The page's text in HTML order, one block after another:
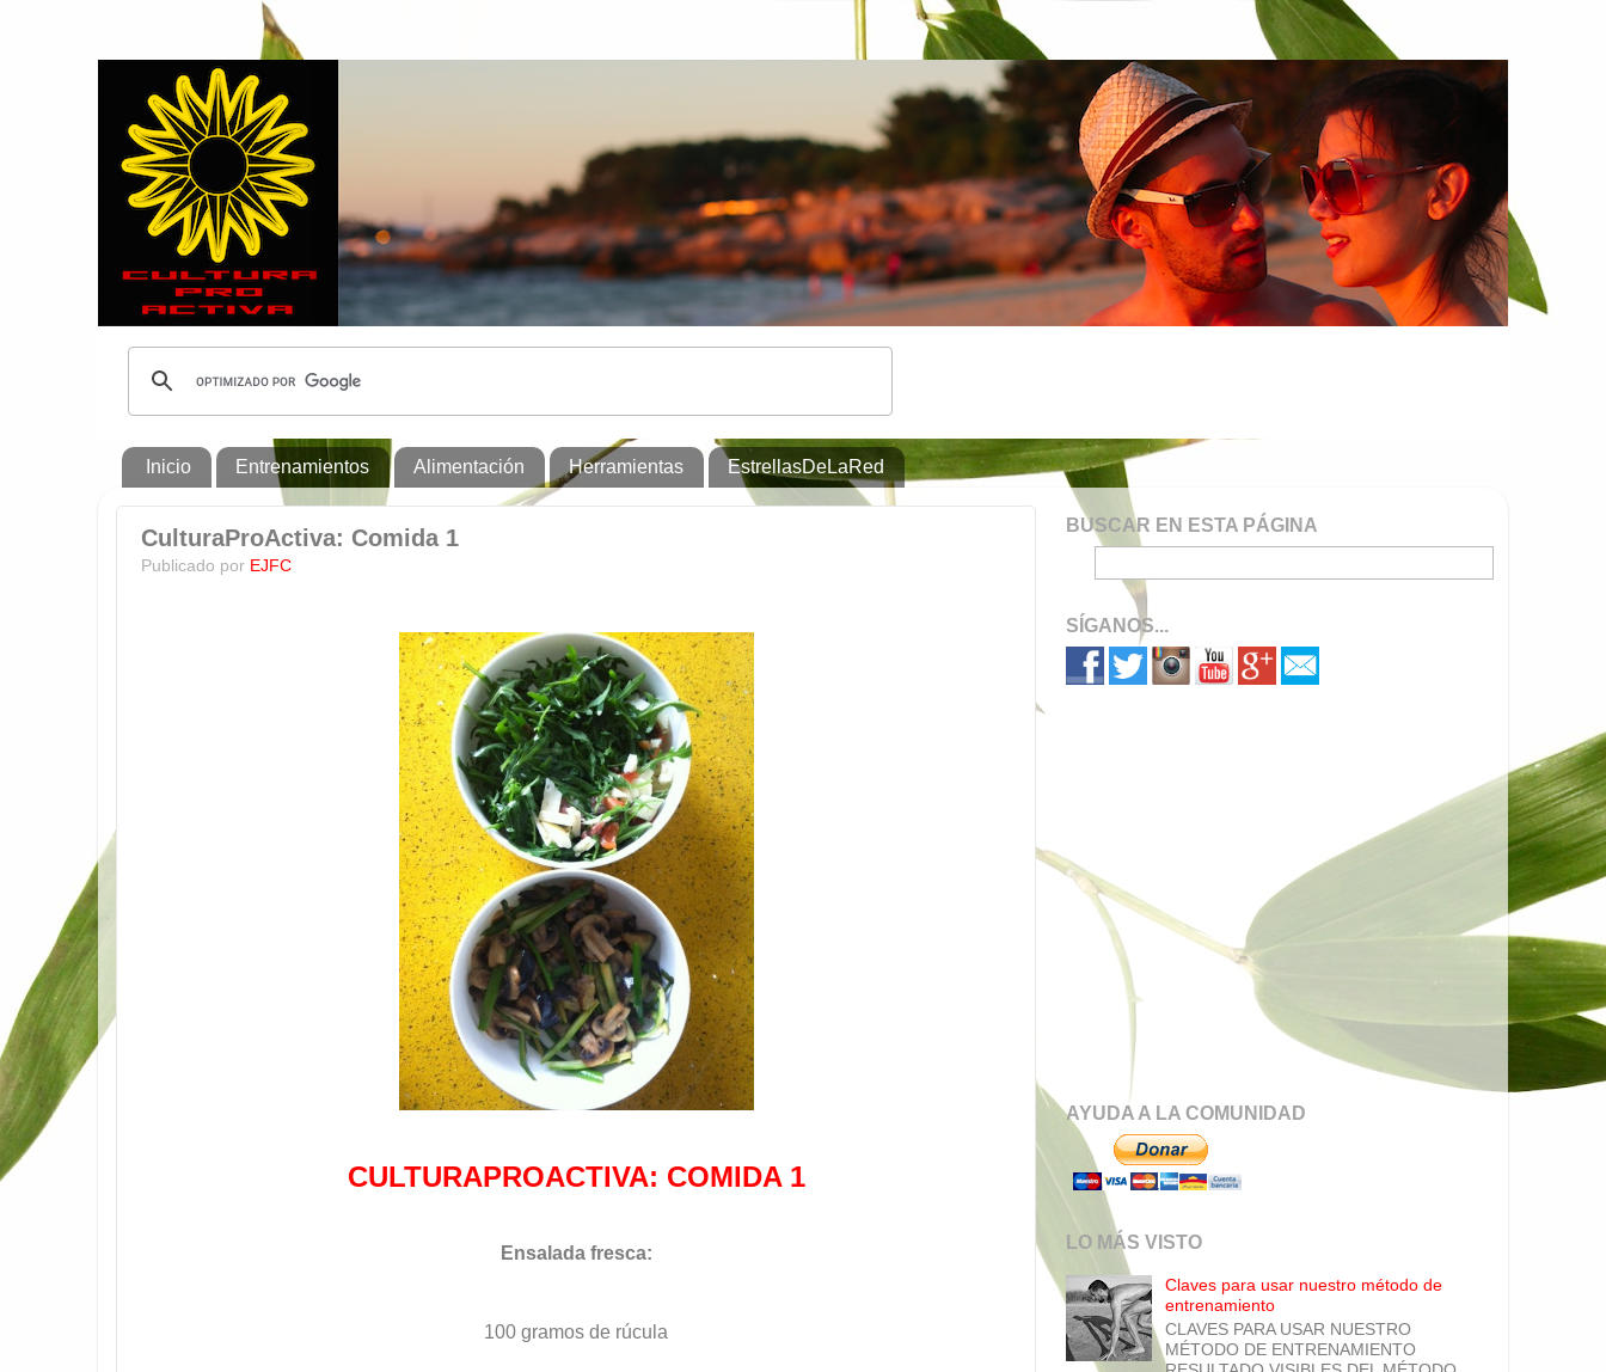
Inicio Entrenamientos Alimentación Herramientas EstrellasDeLaRed
CulturaProActiva: Comida 1
Publicado por EJFC
CULTURAPROACTIVA: COMIDA 1
Ensalada fresca:
100 gramos de rúcula
BUSCAR EN ESTA PÁGINA
SÍGANOS...
AYUDA A LA COMUNIDAD
LO MÁS VISTO
Claves para usar nuestro método de
entrenamiento
CLAVES PARA USAR NUESTRO
MÉTODO DE ENTRENAMIENTO